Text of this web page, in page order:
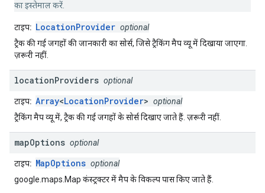
का इस्तेमाल करें.
टाइप: LocationProvider optional
ट्रैक की गई जगहों की जानकारी का सोर्स, जिसे ट्रैकिंग मैप व्यू में दिखाया जाएगा.
ज़रूरी नहीं.
locationProviders optional
टाइप: Array<LocationProvider> optional
ट्रैकिंग मैप व्यू में, ट्रैक की गई जगहों के सोर्स दिखाए जाते हैं. ज़रूरी नहीं.
mapOptions optional
टाइप: MapOptions optional
google.maps.Map कंस्ट्रक्टर में मैप के विकल्प पास किए जाते हैं.